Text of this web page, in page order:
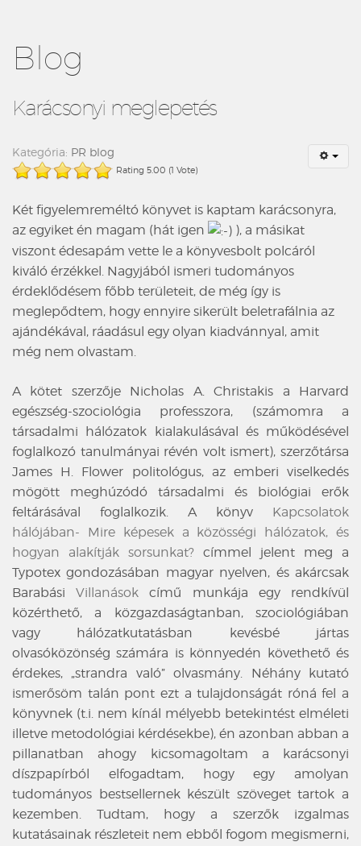
Blog
Karácsonyi meglepetés
Kategória: PR blog
Rating 5.00 (1 Vote)
Két figyelemreméltó könyvet is kaptam karácsonyra,
az egyiket én magam (hát igen
), a másikat
viszont édesapám vette le a könyvesbolt polcáról
kiváló érzékkel. Nagyjából ismeri tudományos
érdeklődésem főbb területeit, de még így is
meglepődtem, hogy ennyire sikerült beletrafálnia az
ajándékával, ráadásul egy olyan kiadvánnyal, amit
még nem olvastam.
A kötet szerzője Nicholas A. Christakis a Harvard
egészség-szociológia professzora, (számomra a
társadalmi hálózatok kialakulásával és működésével
foglalkozó tanulmányai révén volt ismert), szerzőtársa
James H. Flower politológus, az emberi viselkedés
mögött meghúzódó társadalmi és biológiai erők
feltárásával foglalkozik. A könyv Kapcsolatok
hálójában- Mire képesek a közösségi hálózatok, és
hogyan alakítják sorsunkat? címmel jelent meg a
Typotex gondozásában magyar nyelven, és akárcsak
BarabásiVillanások című munkája egy rendkívül
közérthető, a közgazdaságtanban, szociológiában
vagy hálózatkutatásban kevésbé jártas
olvasóközönség számára is könnyedén követhető és
érdekes, „strandra való” olvasmány. Néhány kutató
ismerősöm talán pont ezt a tulajdonságát róná fel a
könyvnek (t.i. nem kínál mélyebb betekintést elméleti
illetve metodológiai kérdésekbe), én azonban abban a
pillanatban ahogy kicsomagoltam a karácsonyi
díszpapírból elfogadtam, hogy egy amolyan
tudományos bestsellernek készült szöveget tartok a
kezemben. Tudtam, hogy a szerzők izgalmas
kutatásainak részleteit nem ebből fogom megismerni,